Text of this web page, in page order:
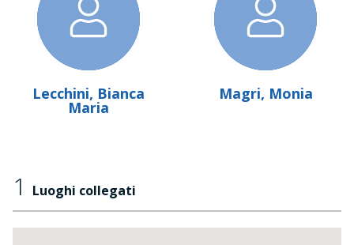
Lecchini, Bianca
Maria
Magri, Monia
1 Luoghi collegati